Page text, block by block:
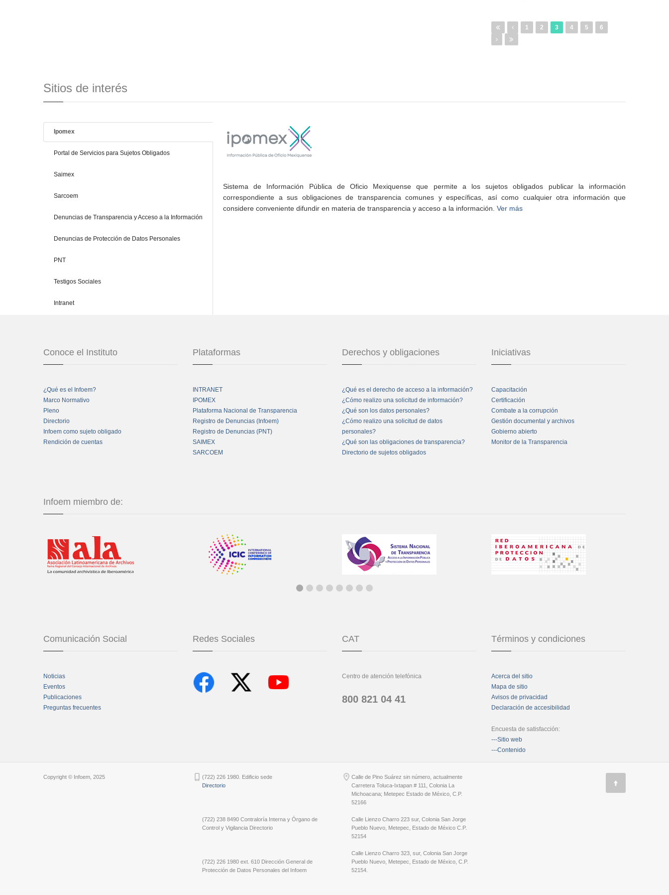
1 2 3 4 5 6
Sitios de interés
Ipomex
Portal de Servicios para Sujetos Obligados
Saimex
Sarcoem
Denuncias de Transparencia y Acceso a la Información
Denuncias de Protección de Datos Personales
PNT
Testigos Sociales
Intranet
Sistema de Información Pública de Oficio Mexiquense que permite a los sujetos obligados publicar la información
correspondiente a sus obligaciones de transparencia comunes y específicas, así como cualquier otra información que
considere conveniente difundir en materia de transparencia y acceso a la información. Ver más
Conoce el Instituto
¿Qué es el Infoem?
Marco Normativo
Pleno
Directorio
Infoem como sujeto obligado
Rendición de cuentas
Plataformas
INTRANET
IPOMEX
Plataforma Nacional de Transparencia
Registro de Denuncias (Infoem)
Registro de Denuncias (PNT)
SAIMEX
SARCOEM
Derechos y obligaciones
¿Qué es el derecho de acceso a la información?
¿Cómo realizo una solicitud de información?
¿Qué son los datos personales?
¿Cómo realizo una solicitud de datos
personales?
¿Qué son las obligaciones de transparencia?
Directorio de sujetos obligados
Iniciativas
Capacitación
Certificación
Combate a la corrupción
Gestión documental y archivos
Gobierno abierto
Monitor de la Transparencia
Infoem miembro de:
Comunicación Social
Noticias
Eventos
Publicaciones
Preguntas frecuentes
Redes Sociales CAT
Centro de atención telefónica
800 821 04 41
Términos y condiciones
Acerca del sitio
Mapa de sitio
Avisos de privacidad
Declaración de accesibilidad
Encuesta de satisfacción:
---Sitio web
---Contenido
Copyright © Infoem, 2025
(722) 226 1980. Edificio sede
Directorio
(722) 238 8490 Contraloría Interna y Órgano de
Control y Vigilancia Directorio
(722) 226 1980 ext. 610 Dirección General de
Protección de Datos Personales del Infoem
Calle de Pino Suárez sin número, actualmente
Carretera Toluca-Ixtapan # 111, Colonia La
Michoacana; Metepec Estado de México, C.P.
52166
Calle Lienzo Charro 223 sur, Colonia San Jorge
Pueblo Nuevo, Metepec, Estado de México C.P.
52154
Calle Lienzo Charro 323, sur, Colonia San Jorge
Pueblo Nuevo, Metepec, Estado de México, C.P.
52154.